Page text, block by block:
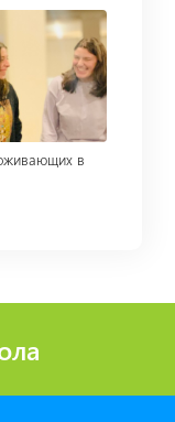
в